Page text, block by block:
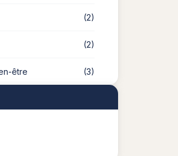
(2)
(2)
être (3)